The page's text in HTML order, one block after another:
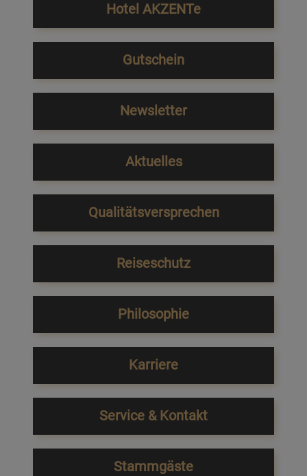
Hotel AKZENTe
Gutschein
Newsletter
Aktuelles
Qualitätsversprechen
Reiseschutz
Philosophie
Karriere
Service & Kontakt
Stammgäste